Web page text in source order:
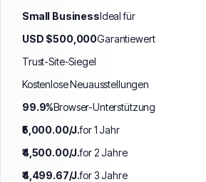
Small BusinessIdeal für
USD $500,000Garantiewert
Trust-Site-Siegel
Kostenlose Neuausstellungen
99.9%Browser-Unterstützung
₹5,000.00/J.for 1 Jahr
₹4,500.00/J.for 2 Jahre
₹4,499.67/J.for 3 Jahre